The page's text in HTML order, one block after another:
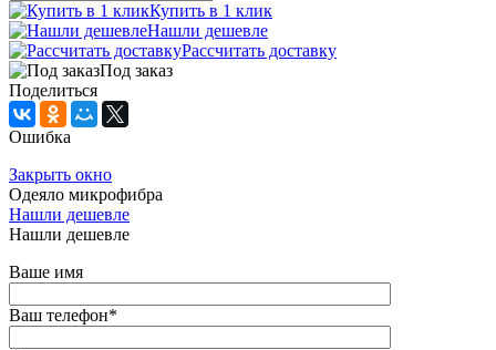
Купить в 1 клик
Нашли дешевле
Рассчитать доставку
Под заказ
Поделиться
Ошибка
Закрыть окно
Одеяло микрофибра
Нашли дешевле
Нашли дешевле
Ваше имя
Ваш телефон*